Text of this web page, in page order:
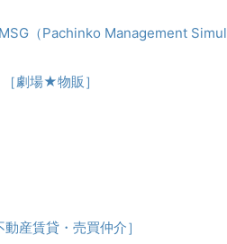
（Pachinko Management
劇場★物販］
産賃貸・売買仲介］